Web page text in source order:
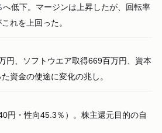
へ低下。マージンは上昇したが、回転率
れを上回った。
円、ソフトウエア取得669百万円、資本
資金の使途に変化の兆し。
円・性向45.3％）。株主還元目的の自